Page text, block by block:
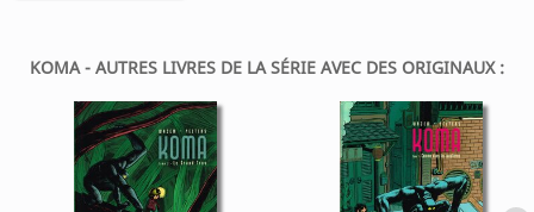
KOMA - AUTRES LIVRES DE LA SÉRIE AVEC DES ORIGINAUX :